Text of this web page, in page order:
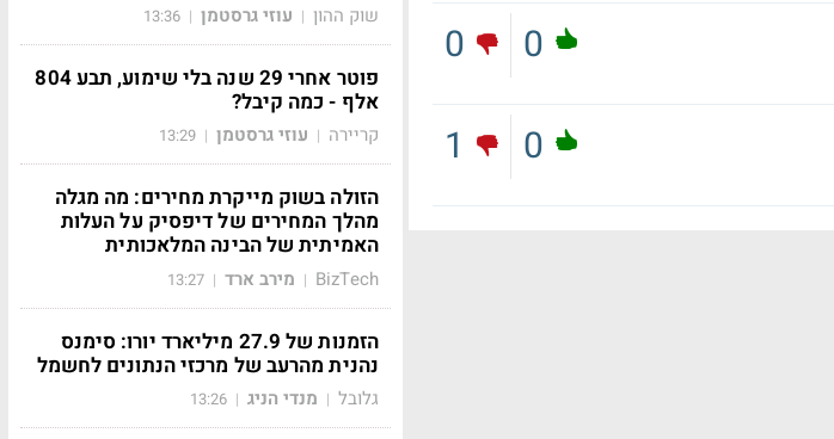
0
0
0
1
שוק ההון | עוזי גרסטמן |
13:36
פוטר אחרי 29 שנה בלי שימוע, תבע 804
אלף - כמה קיבל?
קריירה | עוזי גרסטמן |
13:29
הזולה בשוק מייקרת מחירים: מה מגלה
מהלך המחירים של דיפסיק על העלות
האמיתית של הבינה המלאכותית
BizTech
| מירב ארד |
13:27
הזמנות של 27.9 מיליארד יורו: סימנס
נהנית מהרעב של מרכזי הנתונים לחשמל
גלובל | מנדי הניג |
13:26